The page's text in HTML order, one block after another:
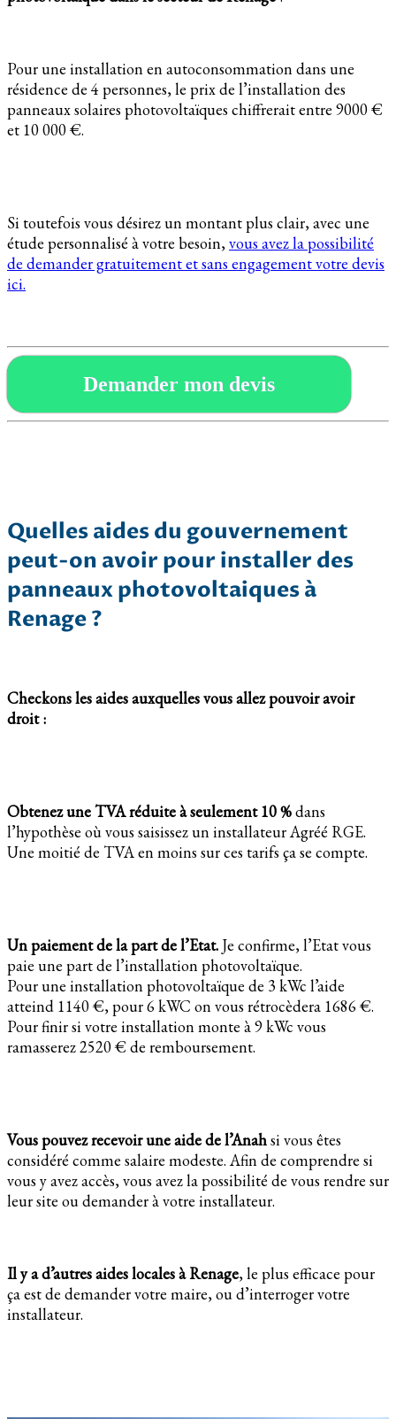
Pour une installation en autoconsommation dans une
résidence de 4 personnes, le prix de l’installation des
panneaux solaires photovoltaïques chiffrerait entre 9000 €
et 10 000 €.
Si toutefois vous désirez un montant plus clair, avec une
étude personnalisé à votre besoin,vous avez la possibilité
de demander gratuitement et sans engagement votre devis
ici.
Demander mon devis
Quelles aides du gouvernement
peut-on avoir pour installer des
panneaux photovoltaiques à
Renage ?
Checkons les aides auxquelles vous allez pouvoir avoir
droit :
Obtenez une TVA réduite à seulement 10 %dans
l’hypothèse où vous saisissez un installateur Agréé RGE.
Une moitié de TVA en moins sur ces tarifs ça se compte.
Un paiement de la part de l’Etat. Je confirme, l’Etat vous
paie une part de l’installation photovoltaïque.
Pour une installation photovoltaïque de 3 kWc l’aide
atteind 1140 €, pour 6 kWC on vous rétrocèdera 1686 €.
Pour finir si votre installation monte à 9 kWc vous
ramasserez 2520 € de remboursement.
Vous pouvez recevoir une aide de l’Anahsi vous êtes
considéré comme salaire modeste. Afin de comprendre si
vous y avez accès, vous avez la possibilité de vous rendre sur
leur site ou demander à votre installateur.
Il y a d’autres aides locales à Renage, le plus efficace pour
ça est de demander votre maire, ou d’interroger votre
installateur.